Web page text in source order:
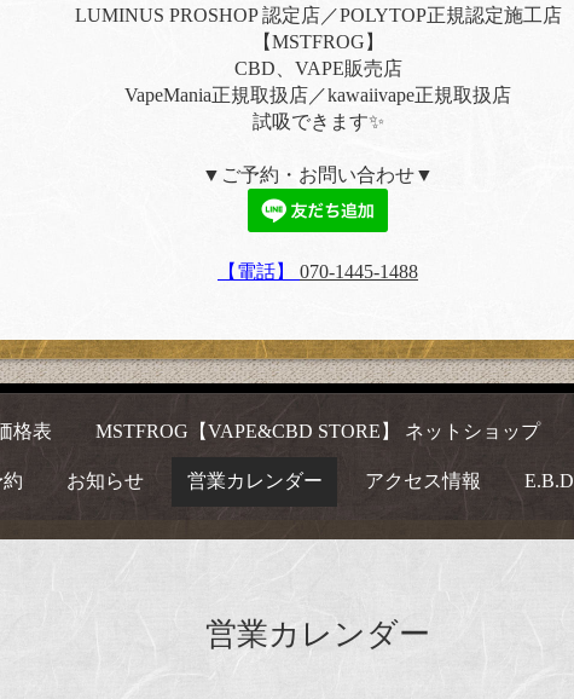
LUMINUS PROSHOP 認定店／POLYTOP正規認定施工店
【MSTFROG】
CBD、VAPE販売店
VapeMania正規取扱店／kawaiivape正規取扱店
試吸できます✨
▼ご予約・お問い合わせ▼
【電話】 070-1445-1488
格表 MSTFROG【VAPE&CBD STORE】 ネットショップ
お知らせ 営業カレンダー アクセス情報 E.B.D
営業カレンダー